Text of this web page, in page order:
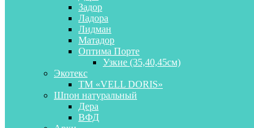
Задор
Ладора
Лидман
Матадор
Оптима Порте
Узкие (35,40,45см)
Экотекс
ТМ «VELL DORIS»
Шпон натуральный
Дера
ВФД